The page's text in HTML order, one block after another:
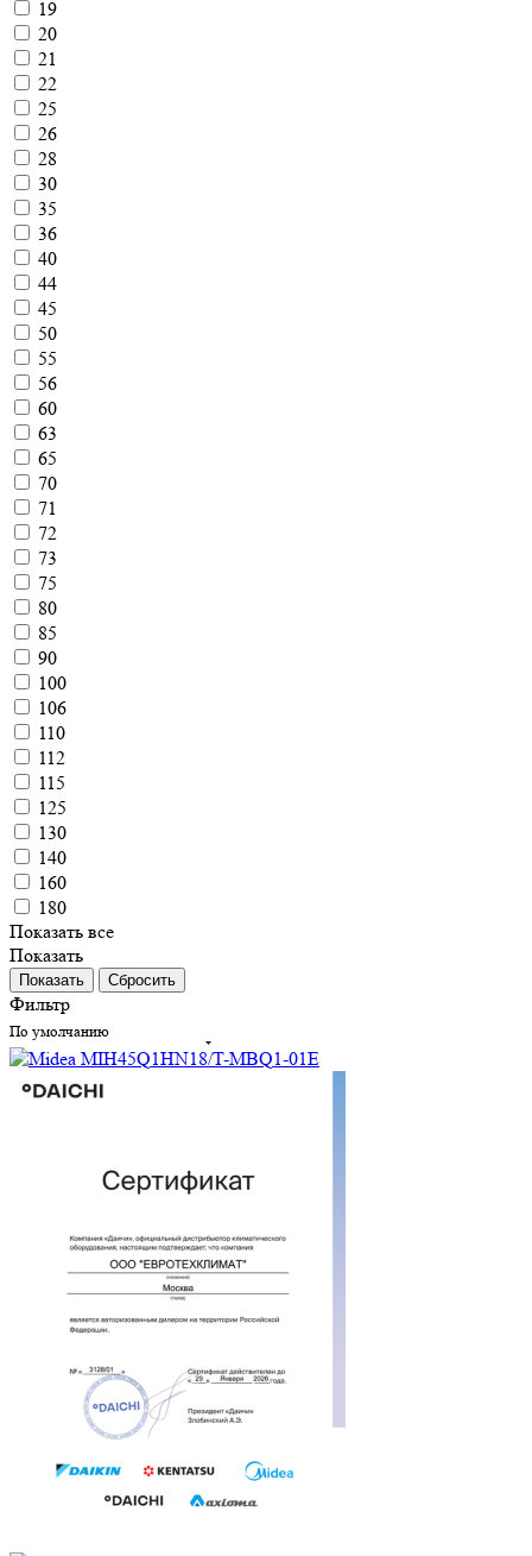
19
20
21
22
25
26
28
30
35
36
40
44
45
50
55
56
60
63
65
70
71
72
73
75
80
85
90
100
106
110
112
115
125
130
140
160
180
Показать все
Показать
Сбросить
Фильтр
По умолчанию